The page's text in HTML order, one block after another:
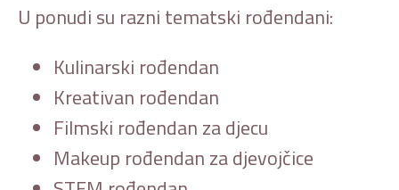
U ponudi su razni tematski rođendani:
Kulinarski rođendan
Kreativan rođendan
Filmski rođendan za djecu
Makeup rođendan za djevojčice